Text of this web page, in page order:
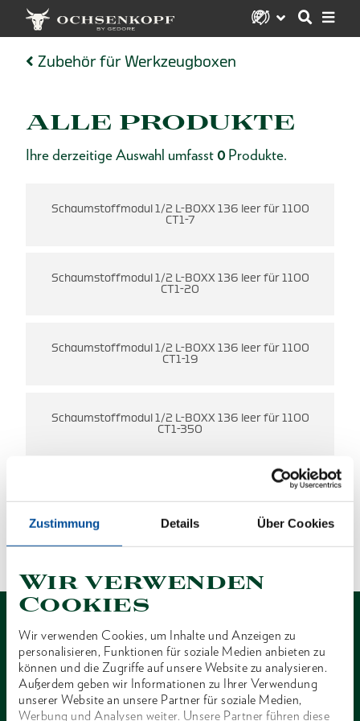
Zustimmung Details Über Cookies
Wir verwenden
Cookies
Wir verwenden Cookies, um Inhalte und Anzeigen zu
personalisieren, Funktionen für soziale Medien anbieten zu
können und die Zugriffe auf unsere Website zu analysieren.
Außerdem geben wir Informationen zu Ihrer Verwendung
unserer Website an unsere Partner für soziale Medien,
Werbung und Analysen weiter. Unsere Partner führen diese
Zubehör für Werkzeugboxen
ALLE PRODUKTE
Ihre derzeitige Auswahl umfasst 0 Produkte.
Schaumstoffmodul 1/2 L-BOXX 136 leer für 1100
CT1-7
Schaumstoffmodul 1/2 L-BOXX 136 leer für 1100
CT1-20
Schaumstoffmodul 1/2 L-BOXX 136 leer für 1100
CT1-19
Schaumstoffmodul 1/2 L-BOXX 136 leer für 1100
CT1-350
ES WURDEN KEINE ERGEBNISSE
GEFUNDEN.
Kontakt